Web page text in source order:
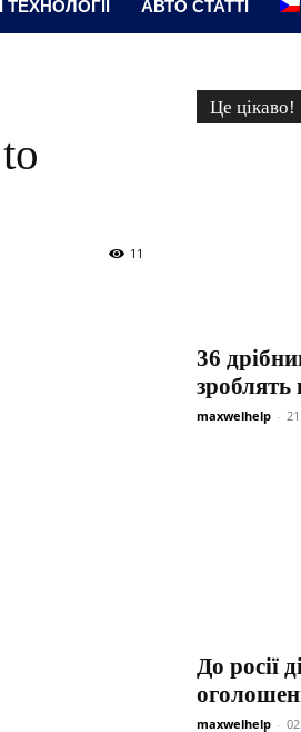
ТЕХНОЛОГІЇ АВТО СТАТТІ
11
Це цікаво!
36
maxwelhelp -
До росії
maxwelhelp -